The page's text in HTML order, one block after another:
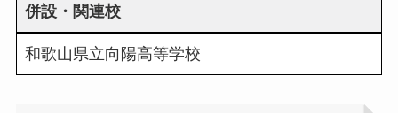
併設・関連校
和歌山県立向陽高等学校